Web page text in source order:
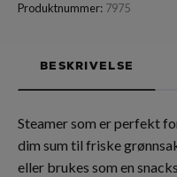
Produktnummer: 7975
BESKRIVELSE
Steamer som er perfekt
dim sum til friske
eller brukes som en